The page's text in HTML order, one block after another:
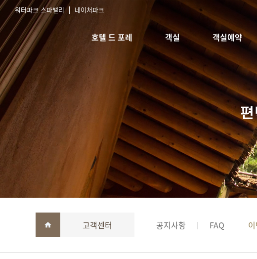
워터파크 스파밸리 네이처파크
호텔 드 포레 객실
스탠다드 침대
스탠다드 한실
한실취사형
스위트
객실예약
실시간예약
예약확인
고객센터 공지사항 FAQ